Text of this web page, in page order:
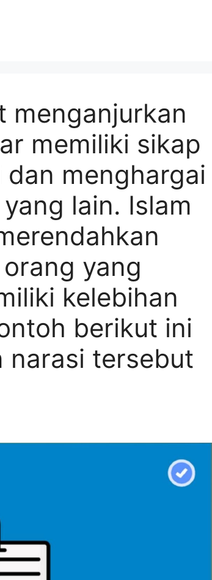
menganjurkan
memiliki sikap
menghargai
lain. Islam
yang
kelebihan
berikut ini
narasi tersebut